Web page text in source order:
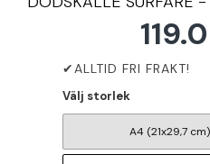
Välj storlek
A4 (21x29,7 cm)